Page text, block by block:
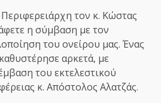
τον κ. Κώστας
η σύμβαση με τον
του ονείρου μας. Ένας
αρκετά, με
του εκτελεστικού
κ. Απόστολος Αλατζάς.